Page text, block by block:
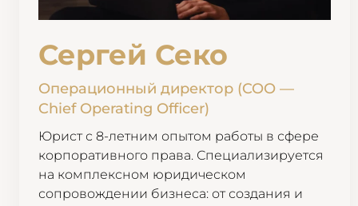
Сергей Секо
Операционный директор (COO —
Chief Operating Officer)
Юрист с 8-летним опытом работы в сфере
корпоративного права. Специализируется
на комплексном юридическом
сопровождении бизнеса: от создания и